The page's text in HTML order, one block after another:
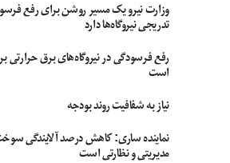
وزارت نیرو یک مسیر روشن برای رفع
تدریجی نیروگاه‌ها دارد
رفع فرسودگی در نیروگاه‌های برق حرارتی
است
نیاز به شفافیت روند بودجه
نماینده ساری: کاهش درصد آلایندگی
مدیریتی و نظارتی است